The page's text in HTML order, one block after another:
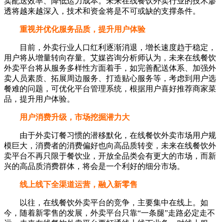
透将越来越深入，技术和资金将是不可或缺的支撑条件。
重视并优化服务品质，提升用户体验
目前，外卖行业人口红利逐渐消退，增长速度趋于稳定，
用户将从增量转向存量。艾媒咨询分析师认为，未来在线餐饮
外卖平台将从服务多样性方面着手，如完善配送体系、加强外
卖人员素质、拓展周边服务、打造贴心服务等，考虑到用户选
餐难的问题，可优化平台管理系统，根据用户喜好推荐商家菜
品，提升用户体验。
用户消费升级，市场挖掘潜力大
由于外卖订餐习惯的潜移默化，在线餐饮外卖市场用户规
模巨大，消费者的消费偏好也向高品质转变，未来在线餐饮外
卖平台不再只限于餐饮业，开放全品类会有更大的市场，而新
兴的高品质消费群体，将会是一个利好的细分市场。
线上线下全渠道运营，融入新零售
以往，在线餐饮外卖平台的竞争，主要集中在线上。如
今，随着新零售的发展，外卖平台只靠“一条腿”走路必定走不